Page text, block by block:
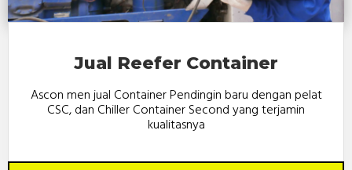
Jual Reefer Container
Ascon men jual Container Pendingin baru dengan pelat
CSC, dan Chiller Container Second yang terjamin
kualitasnya